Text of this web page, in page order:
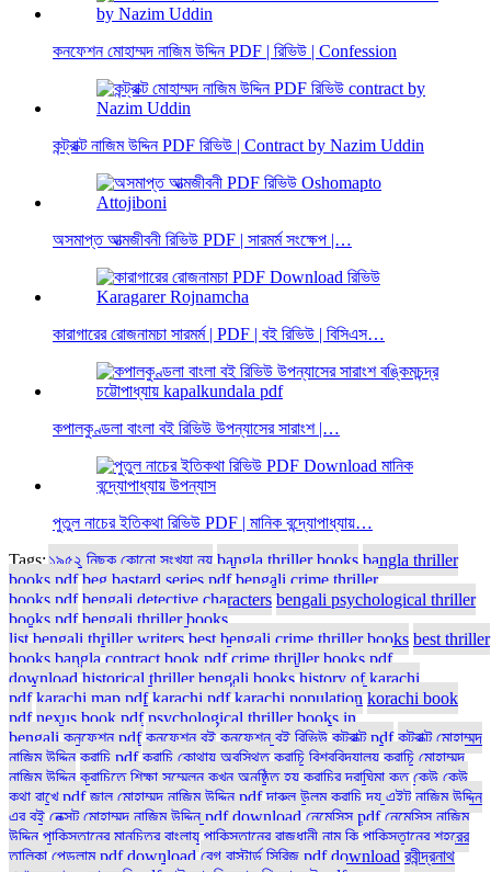
কনফেশন মোহাম্মদ নাজিম উদ্দিন PDF | রিভিউ | Confession
কন্ট্রাক্ট নাজিম উদ্দিন PDF রিভিউ | Contract by Nazim Uddin
অসমাপ্ত আত্মজীবনী রিভিউ PDF | সারমর্ম সংক্ষেপ |…
কারাগারের রোজনামচা সারমর্ম | PDF | বই রিভিউ | বিসিএস…
কপালকুণ্ডলা বাংলা বই রিভিউ উপন্যাসের সারাংশ |…
পুতুল নাচের ইতিকথা রিভিউ PDF | মানিক বন্দ্যোপাধ্যায়…
Tags:১৯৫২ নিছক কোনো সংখ্যা নয় bangla thriller books bangla thriller
books pdf beg bastard series pdf bengali crime thriller
books pdf bengali detective characters bengali psychological thriller
books pdf bengali thriller books
list bengali thriller writers best bengali crime thriller books best thriller
books bangla contract book pdf crime thriller books pdf
download historical thriller bengali books history of karachi
pdf karachi map pdf karachi pdf karachi population korachi book
pdf nexus book pdf psychological thriller books in
bengali কনফেশন pdf কনফেশন বই কনফেশন বই রিভিউ কন্ট্রাক্ট pdf কন্ট্রাক্ট মোহাম্মদ
নাজিম উদ্দিন করাচি pdf করাচি কোথায় অবস্থিত করাচি বিশ্ববিদ্যালয় করাচি মোহাম্মদ
নাজিম উদ্দিন করাচিতে শিক্ষা সম্মেলন কখন অনুষ্ঠিত হয় করাচির দ্রাঘিমা কত কেউ কেউ
কথা রাখে pdf জাল মোহাম্মদ নাজিম উদ্দিন pdf দারুল উলুম করাচি দ্য এইট নাজিম উদ্দিন
এর বই নেক্সট মোহাম্মদ নাজিম উদ্দিন pdf download নেমেসিস pdf নেমেসিস নাজিম
উদ্দিন পাকিস্তানের মানচিত্র বাংলায় পাকিস্তানের রাজধানী নাম কি পাকিস্তানের শহরের
তালিকা পেন্ডুলাম pdf download বেগ বাস্টার্ড সিরিজ pdf download রবীন্দ্রনাথ